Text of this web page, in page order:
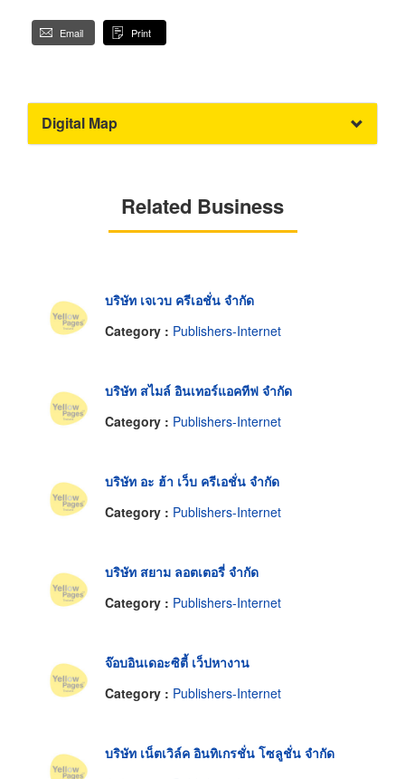
Email Print
Digital Map
Related Business
บริษัท เจเวบ ครีเอชั่น จำกัด
Category : Publishers-Internet
บริษัท สไมล์ อินเทอร์แอคทีฟ จำกัด
Category : Publishers-Internet
บริษัท อะ ฮ้า เว็บ ครีเอชั่น จำกัด
Category : Publishers-Internet
บริษัท สยาม ลอตเตอรี่ จำกัด
Category : Publishers-Internet
จ๊อบอินเดอะซิตี้ เว็ปหางาน
Category : Publishers-Internet
บริษัท เน็ตเวิล์ค อินทิเกรชั่น โซลูชั่น จำกัด